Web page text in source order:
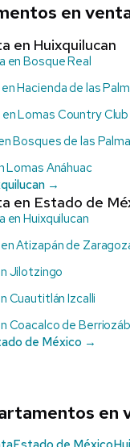
en
en Huixquilucan
en Bosque Real
Hacienda de las
Lomas Country Club
Bosques de las
Lomas Anáhuac
→
en Estado de
en Huixquilucan
Atizapán de
Jilotzingo
Cuautitlán Izcalli
Coacalco de
de México →
en